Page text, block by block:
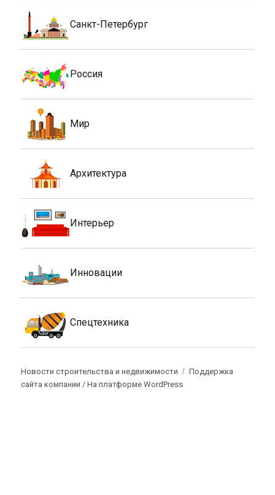
Санкт-Петербург
Россия
Мир
Архитектура
Интерьер
Инновации
Спецтехника
Новости строительства и недвижимости
Поддержка
сайта компании /На платформе WordPress